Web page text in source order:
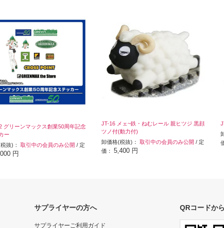
グリーンマックス創業50周年記念
ー
抜)： 取引中の会員のみ公開 / 定
円
JT-16 メェ~鉄・ねむレール 親ヒツジ 黒顔
ツノ付(動力付)
卸価格(税抜)： 取引中の会員のみ公開 / 定
価： 5,400 円
サプライヤーの方へ
サプライヤーご利用ガイド
QRコードか